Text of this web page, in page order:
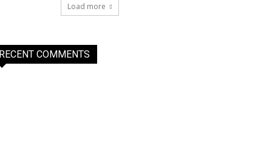
Load more
RECENT COMMENTS